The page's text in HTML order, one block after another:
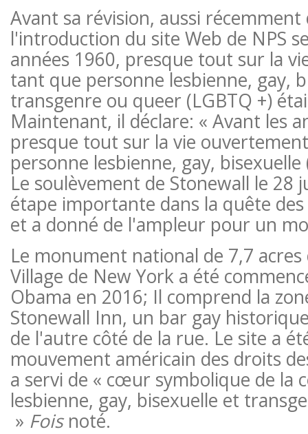
Avant sa révision, aussi
l'introduction du site Web de NPS
années 1960, presque tout sur la
tant que personne lesbienne, gay,
transgenre ou queer (LGBTQ +)
Maintenant, il déclare: « Avant les
presque tout sur la vie
personne lesbienne, gay,
Le soulèvement de Stonewall le 28
étape importante dans la quête
et a donné de l'ampleur pour un
Le monument national de 7,7 acres
Village de New York a été
Obama en 2016; Il comprend la
Stonewall Inn, un bar gay
de l'autre côté de la rue. Le site a
mouvement américain des droits
a servi de « cœur symbolique de la
lesbienne, gay, bisexuelle et
» Foisnoté.